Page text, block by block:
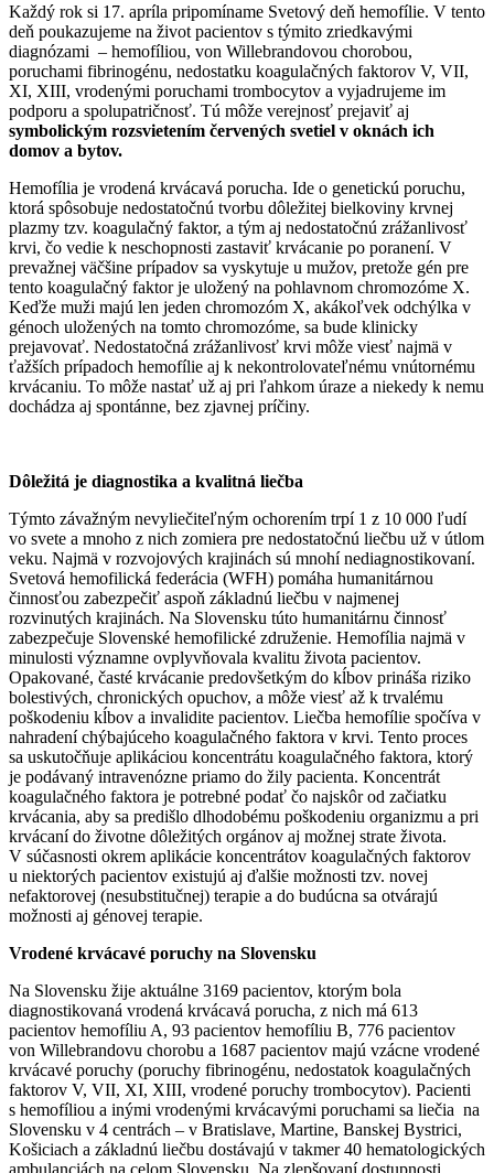
Každý rok si 17. apríla pripomíname Svetový deň hemofílie. V tento
deň poukazujeme na život pacientov s týmito zriedkavými
diagnózami – hemofíliou, von Willebrandovou chorobou,
poruchami fibrinogénu, nedostatku koagulačných faktorov V, VII,
XI, XIII, vrodenými poruchami trombocytov a vyjadrujeme im
podporu a spolupatričnosť. Tú môže verejnosť prejaviť aj
symbolickým rozsvietením červených svetiel v oknách ich
domov a bytov.
Hemofília je vrodená krvácavá porucha. Ide o genetickú poruchu,
ktorá spôsobuje nedostatočnú tvorbu dôležitej bielkoviny krvnej
plazmy tzv. koagulačný faktor, a tým aj nedostatočnú zrážanlivosť
krvi, čo vedie k neschopnosti zastaviť krvácanie po poranení. V
prevažnej väčšine prípadov sa vyskytuje u mužov, pretože gén pre
tento koagulačný faktor je uložený na pohlavnom chromozóme X.
Keďže muži majú len jeden chromozóm X, akákoľvek odchýlka v
génoch uložených na tomto chromozóme, sa bude klinicky
prejavovať. Nedostatočná zrážanlivosť krvi môže viesť najmä v
ťažších prípadoch hemofílie aj k nekontrolovateľnému vnútornému
krvácaniu. To môže nastať už aj pri ľahkom úraze a niekedy k nemu
dochádza aj spontánne, bez zjavnej príčiny.
Dôležitá je diagnostika a kvalitná liečba
Týmto závažným nevyliečiteľným ochorením trpí 1 z 10 000 ľudí
vo svete a mnoho z nich zomiera pre nedostatočnú liečbu už v útlom
veku. Najmä v rozvojových krajinách sú mnohí nediagnostikovaní.
Svetová hemofilická federácia (WFH) pomáha humanitárnou
činnosťou zabezpečiť aspoň základnú liečbu v najmenej
rozvinutých krajinách. Na Slovensku túto humanitárnu činnosť
zabezpečuje Slovenské hemofilické združenie. Hemofília najmä v
minulosti významne ovplyvňovala kvalitu života pacientov.
Opakované, časté krvácanie predovšetkým do kĺbov prináša riziko
bolestivých, chronických opuchov, a môže viesť až k trvalému
poškodeniu kĺbov a invalidite pacientov. Liečba hemofílie spočíva v
nahradení chýbajúceho koagulačného faktora v krvi. Tento proces
sa uskutočňuje aplikáciou koncentrátu koagulačného faktora, ktorý
je podávaný intravenózne priamo do žily pacienta. Koncentrát
koagulačného faktora je potrebné podať čo najskôr od začiatku
krvácania, aby sa predišlo dlhodobému poškodeniu organizmu a pri
krvácaní do životne dôležitých orgánov aj možnej strate života.
V súčasnosti okrem aplikácie koncentrátov koagulačných faktorov
u niektorých pacientov existujú aj ďalšie možnosti tzv. novej
nefaktorovej (nesubstitučnej) terapie a do budúcna sa otvárajú
možnosti aj génovej terapie.
Vrodené krvácavé poruchy na Slovensku
Na Slovensku žije aktuálne 3169 pacientov, ktorým bola
diagnostikovaná vrodená krvácavá porucha, z nich má 613
pacientov hemofíliu A, 93 pacientov hemofíliu B, 776 pacientov
von Willebrandovu chorobu a 1687 pacientov majú vzácne vrodené
krvácavé poruchy (poruchy fibrinogénu, nedostatok koagulačných
faktorov V, VII, XI, XIII, vrodené poruchy trombocytov). Pacienti
s hemofíliou a inými vrodenými krvácavými poruchami sa liečia na
Slovensku v 4 centrách – v Bratislave, Martine, Banskej Bystrici,
Košiciach a základnú liečbu dostávajú v takmer 40 hematologických
ambulanciách na celom Slovensku. Na zlepšovaní dostupnosti